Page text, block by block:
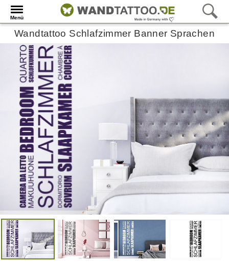
Menü
Wandtattoo Schlafzimmer Banner Sprachen